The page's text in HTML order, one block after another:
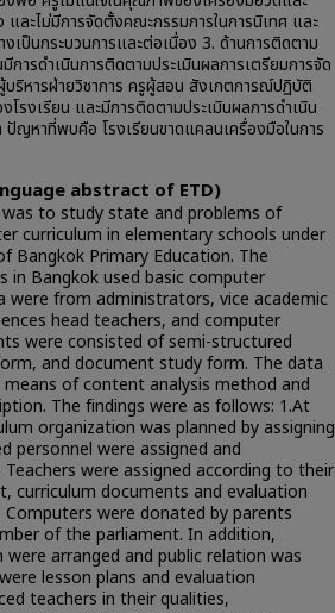
และไม่มีการจัดตั้งคณะกรรมการในการนิเทศ และ
เป็นกระบวนการและต่อเนื่อง 3. ด้านการติดตาม
การดำเนินการติดตามประเมินผลการเตรียมการจัด
ริหารฝ่ายวิชาการ ครูผู้สอน สังเกตการณ์ปฏิบัติ
รงเรียน และมีการติดตามประเมินผลการดำเนิน
ญหาที่พบคือ โรงเรียนขาดแคลนเครื่องมือในการ
abstract of ETD)
to study state and problems of
curriculum in elementary schools under
Primary Education. The
in Bangkok used basic computer
were from administrators, vice academic
head teachers, and computer
were consisted of semi-structured
and document study form. The data
of content analysis method and
The findings were as follows: 1.At
organization was planned by assigning
personnel were assigned and
were assigned according to their
curriculum documents and evaluation
were donated by parents
of the parliament. In addition,
arranged and public relation was
lesson plans and evaluation
teachers in their qualities,